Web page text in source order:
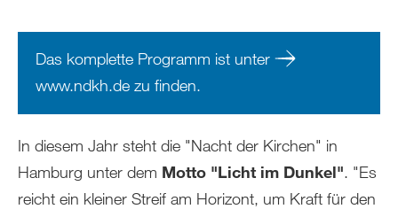
Das komplette Programm ist unter
www.ndkh.de zu finden.
In diesem Jahr steht die "Nacht der Kirchen" in
Hamburg unter dem Motto "Licht im Dunkel". "Es
reicht ein kleiner Streif am Horizont, um Kraft für den